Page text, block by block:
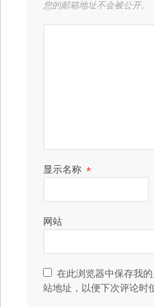
您的邮箱地址不会被公开。
显示名称 *
网站
在此浏览器中保存我
站地址，以便下次评论时